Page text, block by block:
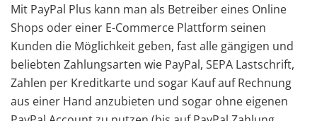
Mit PayPal Plus kann man als Betreiber eines Online
Shops oder einer E-Commerce Plattform seinen
Kunden die Möglichkeit geben, fast alle gängigen und
beliebten Zahlungsarten wie PayPal, SEPA Lastschrift,
Zahlen per Kreditkarte und sogar Kauf auf Rechnung
aus einer Hand anzubieten und sogar ohne eigenen